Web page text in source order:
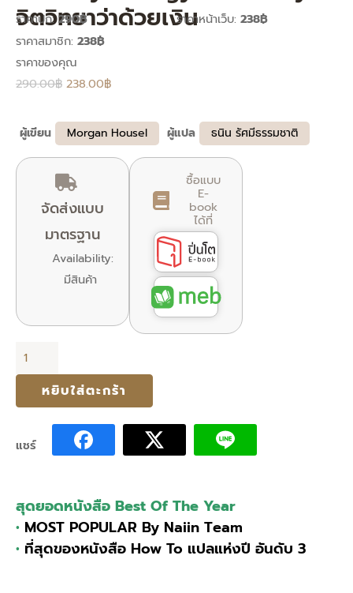
จิตวิทยาว่าด้วยเงิน
ราคาปก:290฿
ราคาสมาชิก: 238฿
ราคาหน้าเว็บ: 238฿
290.00฿
Original
price
290.00฿.
238.00฿price
238.00฿.
ผู้เขียน Morgan Housel ผู้แปล ธนิน รัศมีธรรมชาติ
จัดส่งแบบ
มาตรฐาน
Availability:
มีสินค้า
ซื้อแบบ
E-
book
ได้ที่
จำนวน
The
Psychology
Money
จิตวิทยา
ด้วย
เงิน
ชิ้น
หยิบใส่ตะกร้า
แชร์
สุดยอดหนังสือ Best Of The Year
• MOST POPULAR By Naiin Team
• ที่สุดของหนังสือ How To แปลแห่งปี อันดับ 3